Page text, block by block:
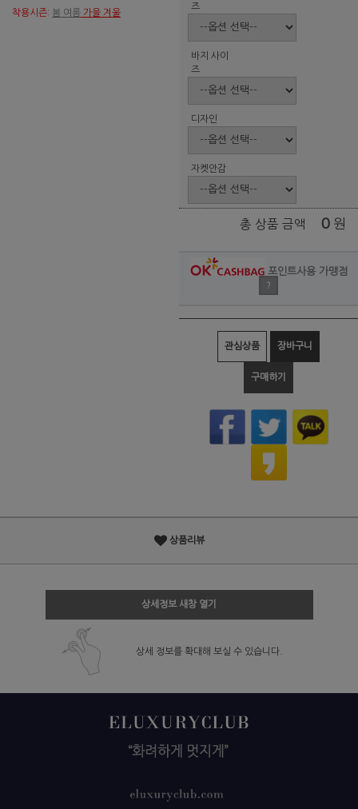
착용시즌: 봄 여름 가을 겨울
즈
바지 사이
즈
디자인
자켓안감
총 상품 금액 0 원
포인트사용 가맹점
?
관심상품 장바구니
구매하기
상품리뷰
상세정보 새창 열기
상세 정보를 확대해 보실 수 있습니다.